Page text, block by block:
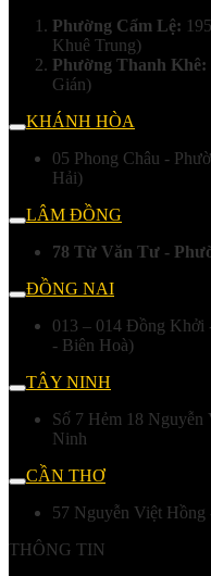
Phường Cẩm Lệ:
Khuê Trung)
Phường Thanh Khê:
Gián)
KHÁNH HÒA
05 Phong Châu -
Hải)
LÂM ĐỒNG
78 Từ Văn Tư -
ĐỒNG NAI
013 – 014 Đồng Khởi
- Biên Hoà)
TÂY NINH
Số 7 Hẻm 18
Ninh
CẦN THƠ
57 Nguyễn Việt
THÔNG TIN